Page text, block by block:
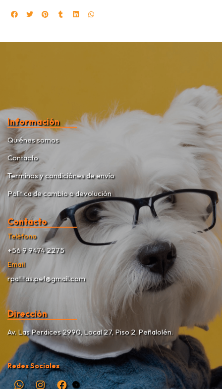
Información
Quiénes somos
Contacto
Terminos y condiciónes de envío
Política de cambio o devolución
Contacto
Teléfono
+56 9 9474 2275
Email
rpatitas.pet@gmail.com
Dirección
Av. Las Perdices 2990, Local 27, Piso 2, Peñalolén.
Redes Sociales